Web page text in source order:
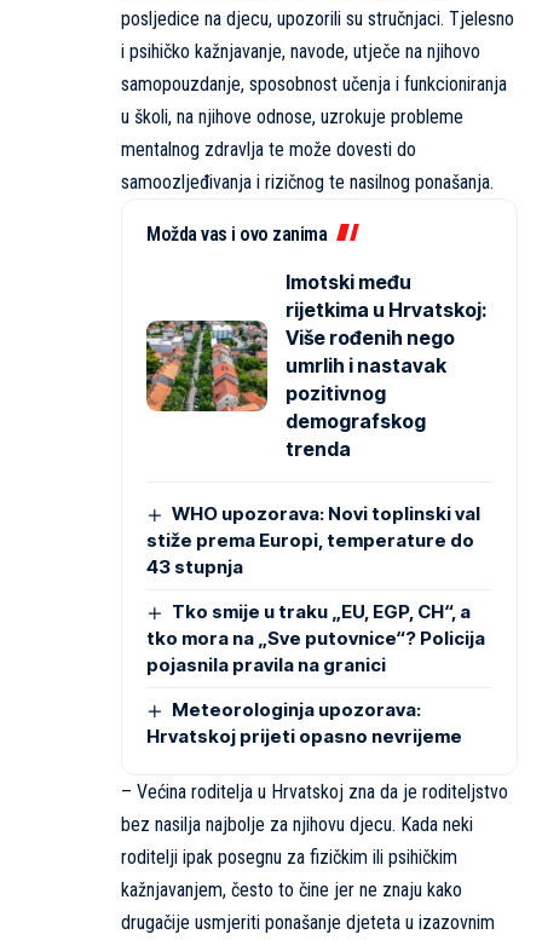
posljedice na djecu, upozorili su stručnjaci. Tjelesno
i psihičko kažnjavanje, navode, utječe na njihovo
samopouzdanje, sposobnost učenja i funkcioniranja
u školi, na njihove odnose, uzrokuje probleme
mentalnog zdravlja te može dovesti do
samoozljeđivanja i rizičnog te nasilnog ponašanja.
Možda vas i ovo zanima
Imotski među
rijetkima u Hrvatskoj:
Više rođenih nego
umrlih i nastavak
pozitivnog
demografskog
trenda
WHO upozorava: Novi toplinski val
stiže prema Europi, temperature do
43 stupnja
Tko smije u traku „EU, EGP, CH“, a
tko mora na „Sve putovnice“? Policija
pojasnila pravila na granici
Meteorologinja upozorava:
Hrvatskoj prijeti opasno nevrijeme
– Većina roditelja u Hrvatskoj zna da je roditeljstvo
bez nasilja najbolje za njihovu djecu. Kada neki
roditelji ipak posegnu za fizičkim ili psihičkim
kažnjavanjem, često to čine jer ne znaju kako
drugačije usmjeriti ponašanje djeteta u izazovnim